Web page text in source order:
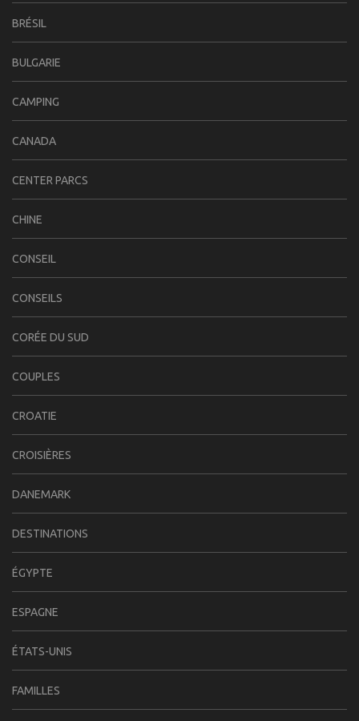
BRÉSIL
BULGARIE
CAMPING
CANADA
CENTER PARCS
CHINE
CONSEIL
CONSEILS
CORÉE DU SUD
COUPLES
CROATIE
CROISIÈRES
DANEMARK
DESTINATIONS
ÉGYPTE
ESPAGNE
ÉTATS-UNIS
FAMILLES